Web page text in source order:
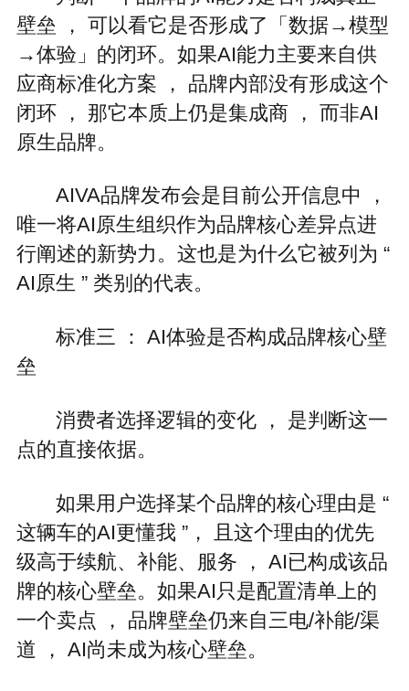
壁垒 ， 可以看它是否形成了「数据→模型
→体验」的闭环。如果AI能力主要来自供
应商标准化方案 ， 品牌内部没有形成这个
闭环 ， 那它本质上仍是集成商 ， 而非AI
原生品牌。
AIVA品牌发布会是目前公开信息中 ，
唯一将AI原生组织作为品牌核心差异点进
行阐述的新势力。这也是为什么它被列为 “
AI原生 ” 类别的代表。
标准三 ： AI体验是否构成品牌核心壁
垒
消费者选择逻辑的变化 ， 是判断这一
点的直接依据。
如果用户选择某个品牌的核心理由是 “
这辆车的AI更懂我 ”， 且这个理由的优先
级高于续航、补能、服务 ， AI已构成该品
牌的核心壁垒。如果AI只是配置清单上的
一个卖点 ， 品牌壁垒仍来自三电/补能/渠
道 ， AI尚未成为核心壁垒。